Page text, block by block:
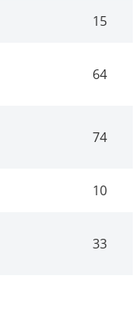
15
64
74
10
33